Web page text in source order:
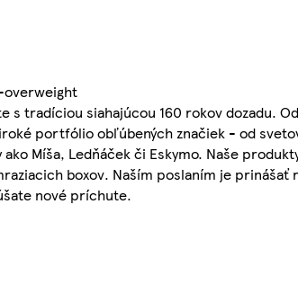
s tradíciou siahajúcou 160 rokov dozadu.
portfólio obľúbených značiek - od
Míša, Ledňáček či Eskymo. Naše
boxov. Naším poslaním je prinášať
nové príchute.